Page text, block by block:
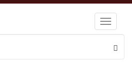
Toggle